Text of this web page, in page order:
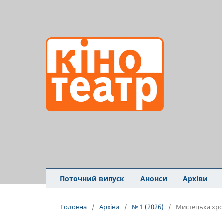
Поточний випуск Анонси Архіви
Головна / Архіви / № 1 (2026) / Мистецька